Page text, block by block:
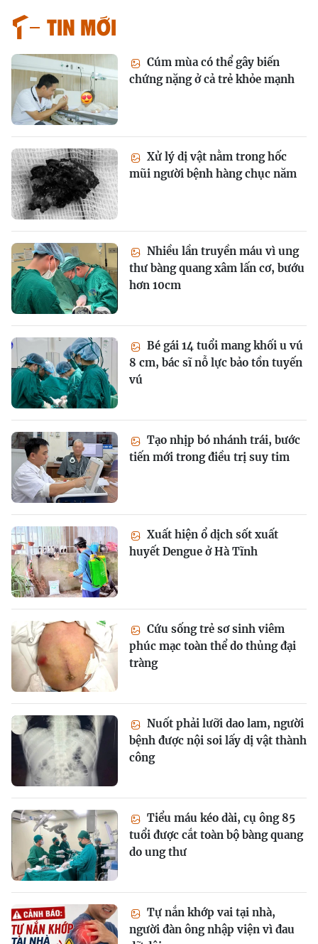
Tin mới
Cúm mùa có thể gây biến
chứng nặng ở cả trẻ khỏe mạnh
Xử lý dị vật nằm trong hốc
mũi người bệnh hàng chục năm
Nhiều lần truyền máu vì ung
thư bàng quang xâm lấn cơ, bướu
hơn 10cm
Bé gái 14 tuổi mang khối u vú
8 cm, bác sĩ nỗ lực bảo tồn tuyến
vú
Tạo nhịp bó nhánh trái, bước
tiến mới trong điều trị suy tim
Xuất hiện ổ dịch sốt xuất
huyết Dengue ở Hà Tĩnh
Cứu sống trẻ sơ sinh viêm
phúc mạc toàn thể do thủng đại
tràng
Nuốt phải lưỡi dao lam, người
bệnh được nội soi lấy dị vật thành
công
Tiểu máu kéo dài, cụ ông 85
tuổi được cắt toàn bộ bàng quang
do ung thư
Tự nắn khớp vai tại nhà,
người đàn ông nhập viện vì đau